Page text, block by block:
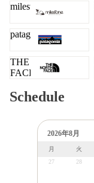
milestone
patagonia
THE NORTH
FACE
Schedule
2026年8月
月 火
27
28